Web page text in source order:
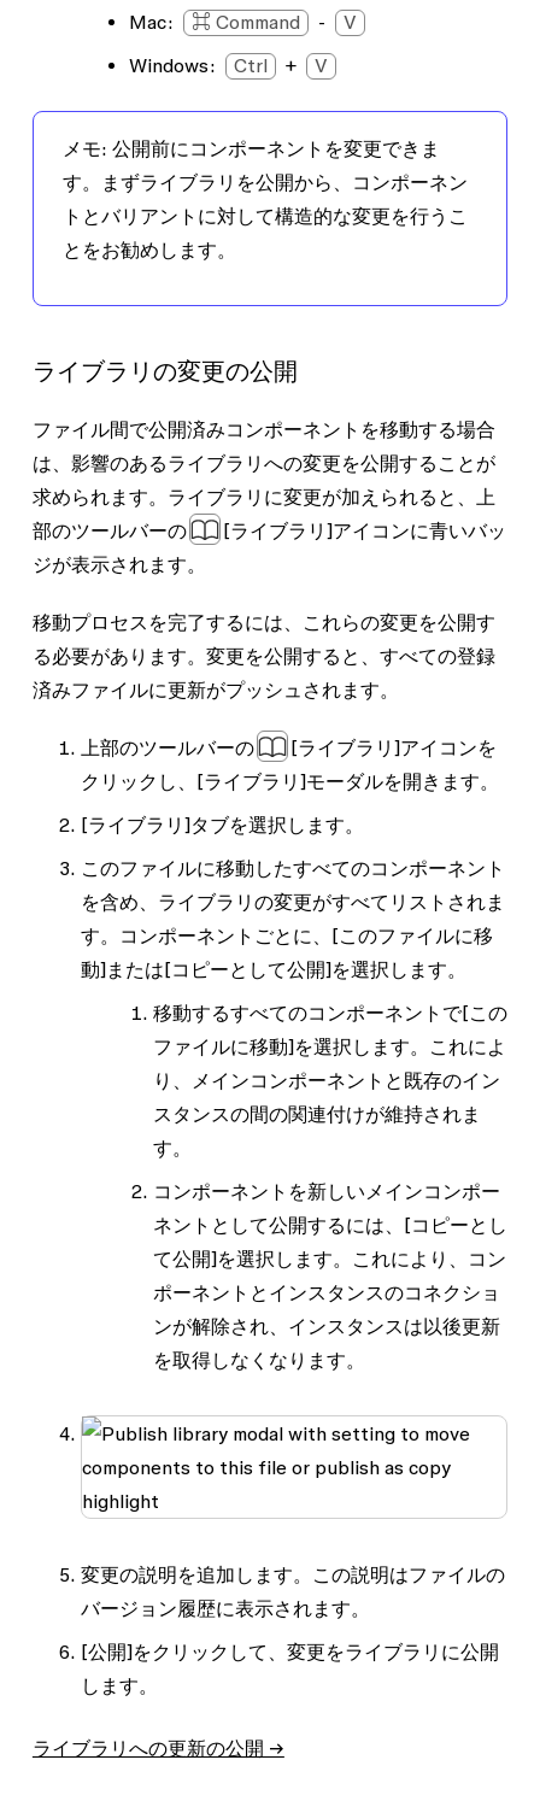
アイコンコンポーネントとボタンコンポ
表示のコンポーネントの公開 →
現在のファイルからすべてのコンポーネ
ントを切り取ります。これには、アイコ
ンコンポーネント、ボタンコンポーネン
ンスタンスを使用するダイアログコンポ
ーネントが含まれます。
切り取ったコンポーネントを移動先ファ
イルに貼り付けます。
以下の説明を参照
移動先ファイルをライブラリとして公開
登録済みファイルでライブラリからの更
新を受け入れます。
受け入れ →
アイコンとボタンの両方のメインコンポ
ーネントを非表示にします。
ンポーネントを非表示にする →
Mac:
⌘ Command -
V
Windows:
Ctrl + V
メモ: 公開前にコンポーネントを変更できま
す。まずライブラリを公開から、コンポーネン
トとバリアントに対して構造的な変更を行うこ
とをお勧めします。
ライブラリの変更の公開
ファイル間で公開済みコンポーネントを移動する場合
は、影響のあるライブラリへの変更を公開することが
求められます。ライブラリに変更が加えられると、上
部のツールバーの
[ライブラリ]アイコンに青いバッ
ジが表示されます。
移動プロセスを完了するには、これらの変更を公開す
る必要があります。変更を公開すると、すべての登録
済みファイルに更新がプッシュされます。
上部のツールバーの [ライブラリ]アイコンを
クリックし、 [ライブラリ]モーダルを開きます。
[ライブラリ]タブを選択します。
このファイルに移動したすべてのコンポーネント
を含め、ライブラリの変更がすべてリストされま
す。コンポーネントごとに、 [このファイルに移
動]または[コピーとして公開]を選択します。
移動するすべてのコンポーネントで[この
ファイルに移動]を選択します。これによ
り、メインコンポーネントと既存のイン
スタンスの間の関連付けが維持されま
す。
コンポーネントを新しいメインコンポー
ネントとして公開するには、 [コピーとし
て公開]を選択します。これにより、コン
ポーネントとインスタンスのコネクショ
ンが解除され、インスタンスは以後更新
を取得しなくなります。
変更の説明を追加します。この説明はファイルの
バージョン履歴に表示されます。
[公開]をクリックして、変更をライブラリに公開
します。
ライブラリへの更新の公開 →